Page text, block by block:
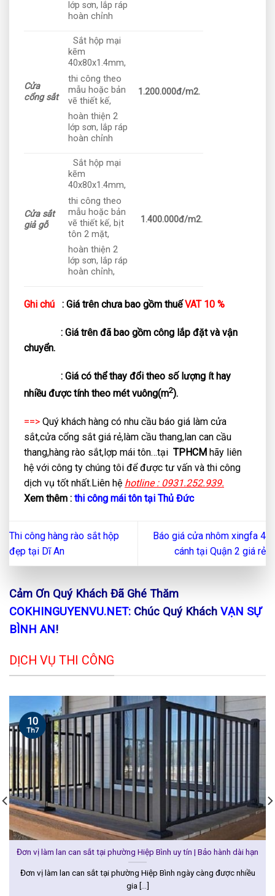
lớp sơn, lắp ráp
hoàn chỉnh
Cửa
cổng sắt
Sắt hộp mại
kẽm
40x80x1.4mm,
thi công theo
mẫu hoặc bản
vẽ thiết kế,
hoàn thiện 2
lớp sơn, lắp ráp
hoàn chỉnh
1.200.000đ/m2.
Cửa sắt
giả gỗ
Sắt hộp mại
kẽm
40x80x1.4mm,
thi công theo
mẫu hoặc bản
vẽ thiết kế, bịt
tôn 2 mặt,
hoàn thiện 2
lớp sơn, lắp ráp
hoàn chỉnh,
1.400.000đ/m2.
Ghi chú : Giá trên chưa bao gồm thuếVAT 10 %
: Giá trên đã bao gồm công lắp đặt và vận
chuyển.
: Giá có thể thay đổi theo số lượng ít hay
nhiều được tính theo mét vuông(m2).
==> Quý khách hàng có nhu cầu báo giá làm cửa
sắt,cửa cổng sắt giá rẻ,làm cầu thang,lan can cầu
thang,hàng rào sắt,lợp mái tôn…tại TPHCM hãy liên
hệ với công ty chúng tôi để được tư vấn và thi công
dịch vụ tốt nhất.Liên hệ hotline : 0931.252.939.
Xem thêm : thi công mái tôn tại Thủ Đức
Thi công hàng rào sắt hộp
đẹp tại Dĩ An
Báo giá cửa nhôm xingfa 4
cánh tại Quận 2 giá rẻ
Cảm Ơn Quý Khách Đã Ghé Thăm
COKHINGUYENVU.NET: Chúc Quý Khách VẠN SỰ
BÌNH AN!
DỊCH VỤ THI CÔNG
Đơn vị làm lan can sắt tại phường Hiệp Bình uy tín | Bảo hành dài hạn
Đơn vị làm lan can sắt tại phường Hiệp Bình ngày càng được nhiều
gia [...]
10
Th7